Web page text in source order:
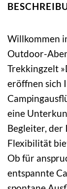
Willkommen
Outdoor-
Trekkingzelt
eröffnen sich
eine
Begleiter, der
Flexibilität
Ob für
entspannte